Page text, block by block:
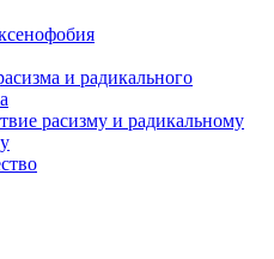
и радикального
расизму и радикальному